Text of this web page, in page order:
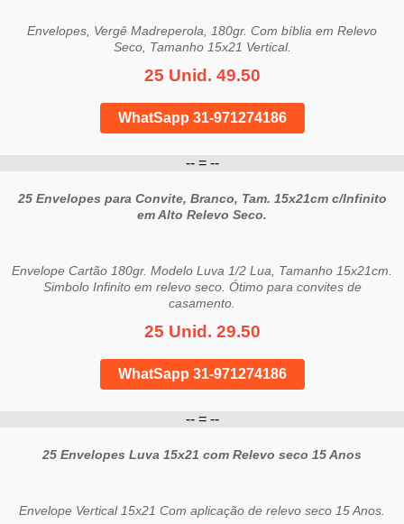
Envelopes, Vergê Madreperola, 180gr. Com bíblia em Relevo
Seco, Tamanho 15x21 Vertical.
25 Unid. 49.50
WhatSapp 31-971274186
-- = --
25 Envelopes para Convite, Branco, Tam. 15x21cm c/Infinito
em Alto Relevo Seco.
Envelope Cartão 180gr. Modelo Luva 1/2 Lua, Tamanho 15x21cm.
Simbolo Infinito em relevo seco. Ótimo para convites de
casamento.
25 Unid. 29.50
WhatSapp 31-971274186
-- = --
25 Envelopes Luva 15x21 com Relevo seco 15 Anos
Envelope Vertical 15x21 Com aplicação de relevo seco 15 Anos.